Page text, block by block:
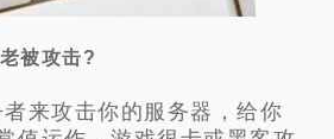
被攻击?
来攻击你的服务器，给你